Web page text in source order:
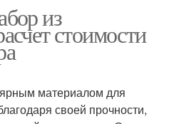
из
стоимости
материалом для
своей прочности,